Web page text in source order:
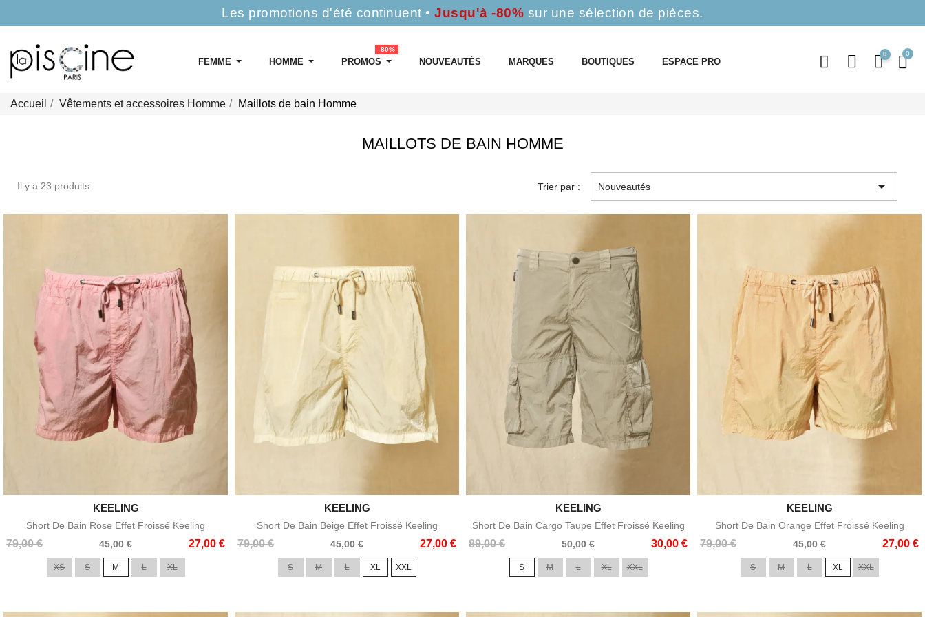
Les promotions d'été continuent •Jusqu'à -80% sur une sélection de pièces.
FEMME HOMME PROMOS
-80%
NOUVEAUTÉS MARQUES BOUTIQUES ESPACE PRO
0
Accueil Vêtements et accessoires Homme Maillots de bain Homme
MAILLOTS DE BAIN HOMME
Il y a 23 produits. Trier par : Nouveautés 
Aperçu rapide
KEELING
Short De Bain Rose Effet Froissé Keeling
79,00 €
Prix
45,00 € 27,00 €
Prix
XS S M L XL
Aperçu rapide
KEELING
Short De Bain Beige Effet Froissé Keeling
79,00 €
Prix
45,00 € 27,00 €
Prix
S M L XL XXL
Aperçu rapide
KEELING
Short De Bain Cargo Taupe Effet Froissé Keeling
89,00 €
Prix
50,00 € 30,00 €
Prix
S M L XL XXL
Aperçu rapide
KEELING
Short De Bain Orange Effet Froissé Keeling
79,00 €
Prix
45,00 € 27,00 €
Prix
S M L XL XXL